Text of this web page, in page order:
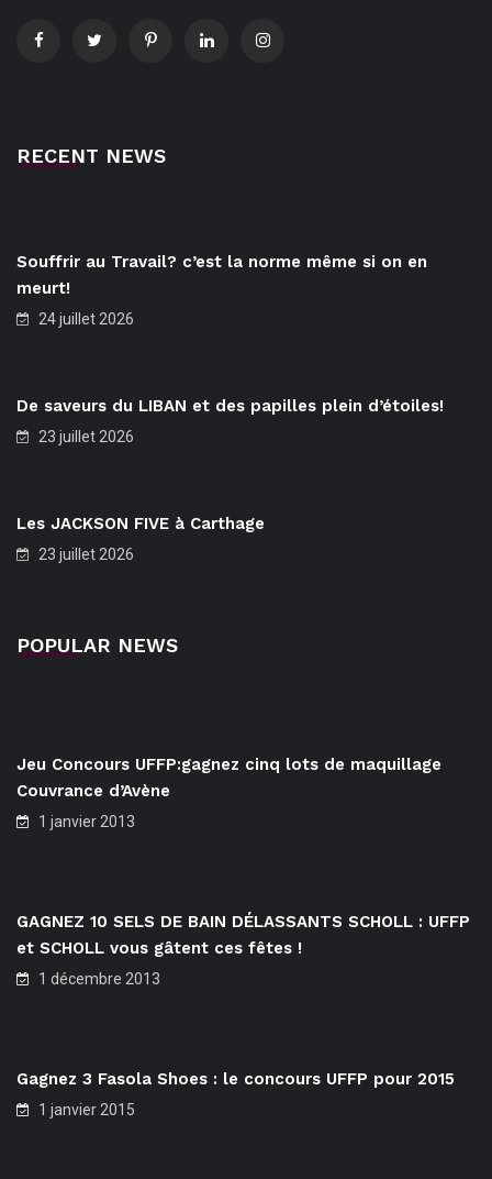
RECENT NEWS
Souffrir au Travail? c’est la norme même si on en
meurt!
24 juillet 2026
De saveurs du LIBAN et des papilles plein d’étoiles!
23 juillet 2026
Les JACKSON FIVE à Carthage
23 juillet 2026
POPULAR NEWS
Jeu Concours UFFP:gagnez cinq lots de maquillage
Couvrance d’Avène
1 janvier 2013
GAGNEZ 10 SELS DE BAIN DÉLASSANTS SCHOLL : UFFP
et SCHOLL vous gâtent ces fêtes !
1 décembre 2013
Gagnez 3 Fasola Shoes : le concours UFFP pour 2015
1 janvier 2015